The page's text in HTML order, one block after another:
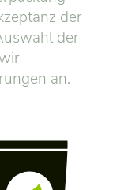
der
der
an.